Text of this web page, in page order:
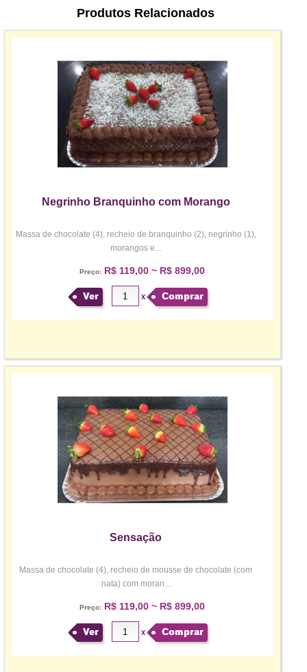
Produtos Relacionados
Negrinho Branquinho com Morango
Massa de chocolate (4), recheio de branquinho (2), negrinho (1),
morangos e...
Preço: R$ 119,00 ~ R$ 899,00
Ver x Comprar
Sensação
Massa de chocolate (4), recheio de mousse de chocolate (com
nata) com moran...
Preço: R$ 119,00 ~ R$ 899,00
Ver x Comprar